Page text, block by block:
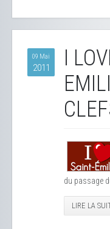
09 Mai
2011
I
du passage
LIRE LA